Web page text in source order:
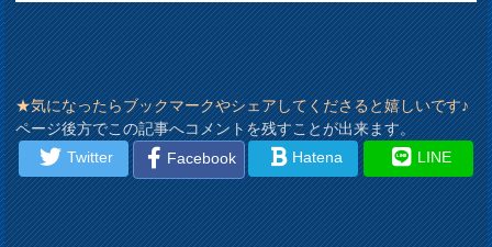
★気になったらブックマークやシェアしてくださると嬉しいです♪
ページ後方でこの記事へコメントを残すことが出来ます。
Twitter
Facebook Hatena LINE